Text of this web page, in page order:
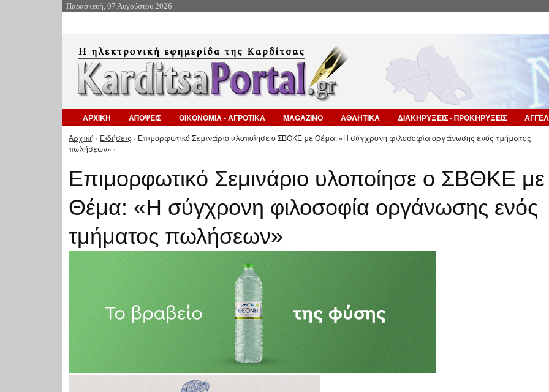
Παρασκευή, 07 Αυγούστου 2026
ΑΡΧΙΚΗ ΑΠΟΨΕΙΣ ΟΙΚΟΝΟΜΙΑ - ΑΓΡΟΤΙΚΑ MAGAZINO ΑΘΛΗΤΙΚΑ ΔΙΑΚΗΡΥΞΕΙΣ - ΠΡΟΚΗΡΥΞΕΙΣ
Είστε εδώ
Αρχική › Ειδήσεις › Επιμορφωτικό Σεμινάριο υλοποίησε ο ΣΒΘΚΕ με Θέμα: «Η σύγχρονη φιλοσοφία οργάνωσης ενός τμήματος
πωλήσεων» ›
Επιμορφωτικό Σεμινάριο υλοποίησε ο ΣΒΘΚΕ με
Θέμα: «Η σύγχρονη φιλοσοφία οργάνωσης ενός
τμήματος πωλήσεων»